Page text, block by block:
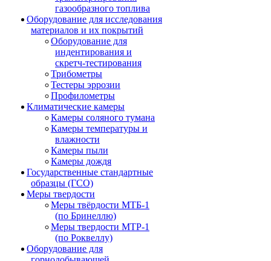
газообразного топлива
Оборудование для исследования
материалов и их покрытий
Оборудование для
индентирования и
скретч-тестирования
Трибометры
Тестеры эррозии
Профилометры
Климатические камеры
Камеры соляного тумана
Камеры температуры и
влажности
Камеры пыли
Камеры дождя
Государственные стандартные
образцы (ГСО)
Меры твердости
Меры твёрдости МТБ-1
(по Бринеллю)
Меры твердости МТР-1
(по Роквеллу)
Оборудование для